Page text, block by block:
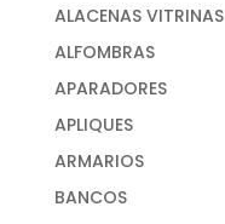
ALACENAS VITRINAS
ALFOMBRAS
APARADORES
APLIQUES
ARMARIOS
BANCOS